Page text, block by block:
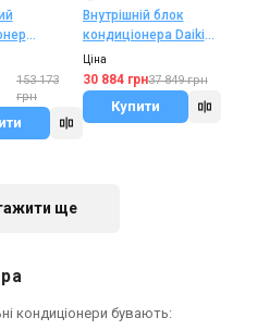
Electric
SUZ-
153 173
грн
Внутрішній блок
кондиціонера Daikin
FDXM50F
Ціна
30 884 грн37 849 грн
Купити
ще
кондиціонери бувають: